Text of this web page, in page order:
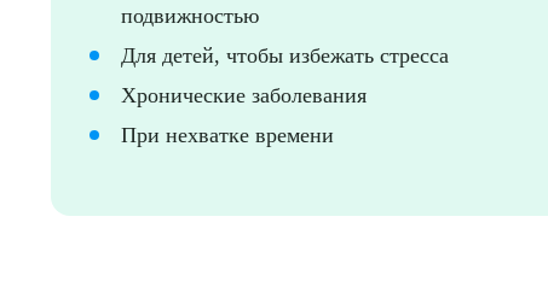
подвижностью
Для детей, чтобы избежать стресса
Хронические заболевания
При нехватке времени